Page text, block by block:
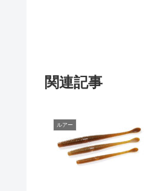
関連記事
ルアー